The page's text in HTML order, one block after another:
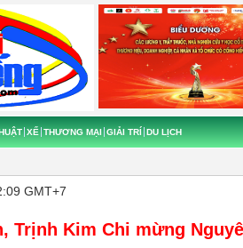
XẾ THƯƠNG MẠI GIẢI TRÍ DU LỊCH
GMT+7
Trịnh Kim Chi mừng